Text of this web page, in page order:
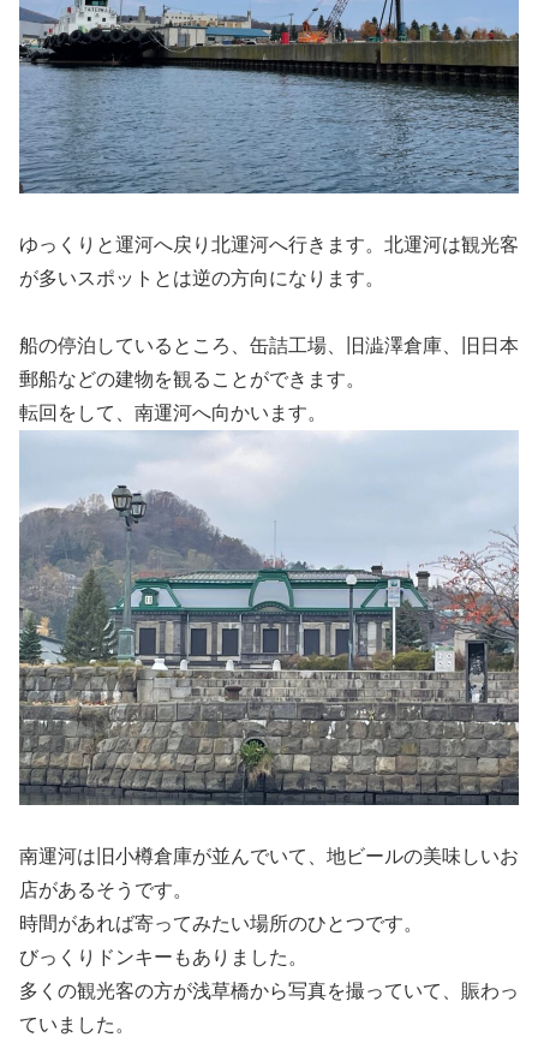
ゆっくりと運河へ戻り北運河へ行きます。北運河は観光客
が多いスポットとは逆の方向になります。
船の停泊しているところ、缶詰工場、旧澁澤倉庫、旧日本
郵船などの建物を観ることができます。
転回をして、南運河へ向かいます。
南運河は旧小樽倉庫が並んでいて、地ビールの美味しいお
店があるそうです。
時間があれば寄ってみたい場所のひとつです。
びっくりドンキーもありました。
多くの観光客の方が浅草橋から写真を撮っていて、賑わっ
ていました。